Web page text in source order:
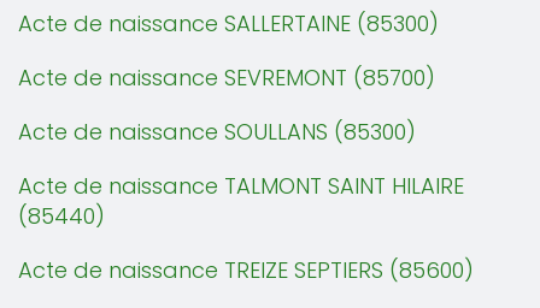
Acte de naissance SALLERTAINE (85300)
Acte de naissance SEVREMONT (85700)
Acte de naissance SOULLANS (85300)
Acte de naissance TALMONT SAINT HILAIRE
(85440)
Acte de naissance TREIZE SEPTIERS (85600)